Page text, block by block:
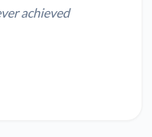
achieved